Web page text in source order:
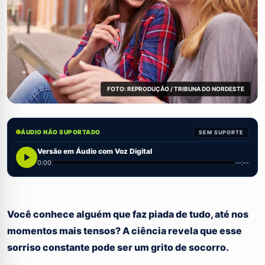
FOTO: REPRODUÇÃO / TRIBUNA DO NORDESTE
ÁUDIO NÃO SUPORTADO SEM SUPORTE
Versão em Áudio com Voz Digital
0:00 --:--
Você conhece alguém que faz piada de tudo, até nos
momentos mais tensos? A ciência revela que esse
sorriso constante pode ser um grito de socorro.